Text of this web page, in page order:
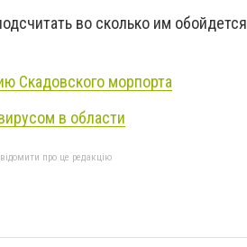
во сколько им обойдется
Скадовского морпорта
в области
про це редакцію